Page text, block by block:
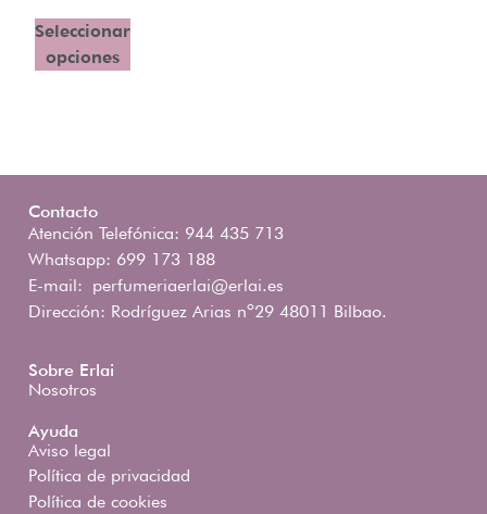
Seleccionar
opciones
Contacto
Atención Telefónica: 944 435 713
Whatsapp: 699 173 188
E-mail: perfumeriaerlai@erlai.es
Dirección: Rodríguez Arias nº29 48011 Bilbao.
Sobre Erlai
Nosotros
Ayuda
Aviso legal
Política de privacidad
Política de cookies